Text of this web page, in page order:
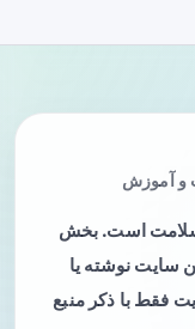
و آموزش
سلامت است. بخش
سایت نوشته یا
فقط با ذکر منبع